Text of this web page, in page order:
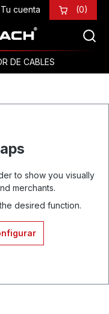
Tu cuenta (0)
DE CABLES
to show you visually
merchants.
desired function.